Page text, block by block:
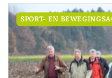
SPORT- EN